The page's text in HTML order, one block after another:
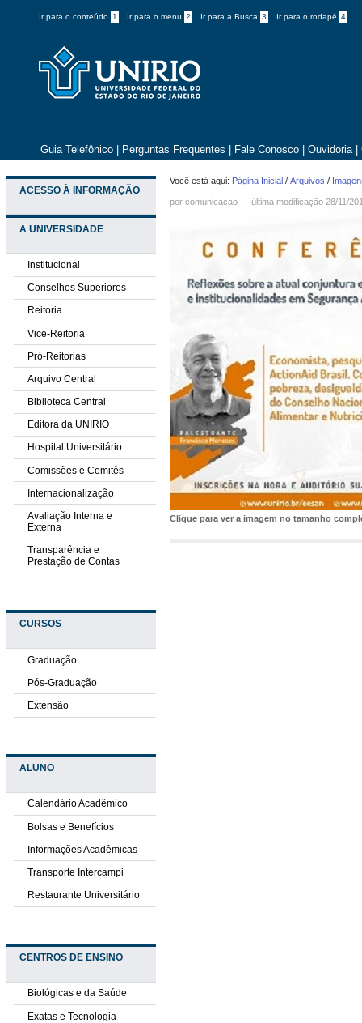
Ir para o conteúdo 1 Ir para o menu 2 Ir para a Busca 3 Ir para o rodapé 4
Guia Telefônico Perguntas Frequentes Fale Conosco Ouvidoria
ACESSO À INFORMAÇÃO
A UNIVERSIDADE
Institucional
Conselhos Superiores
Reitoria
Vice-Reitoria
Pró-Reitorias
Arquivo Central
Biblioteca Central
Editora da UNIRIO
Hospital Universitário
Comissões e Comitês
Internacionalização
Avaliação Interna e
Externa
Transparência e
Prestação de Contas
CURSOS
Graduação
Pós-Graduação
Extensão
ALUNO
Calendário Acadêmico
Bolsas e Benefícios
Informações Acadêmicas
Transporte Intercampi
Restaurante Universitário
CENTROS DE ENSINO
Biológicas e da Saúde
Exatas e Tecnologia
Você está aqui: Página Inicial /Arquivos /
por comunicacao —última modificação 28/11/
Clique para ver a imagem no tamanho